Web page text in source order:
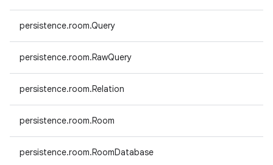
persistence.room.Query
persistence.room.RawQuery
persistence.room.Relation
persistence.room.Room
persistence.room.RoomDatabase